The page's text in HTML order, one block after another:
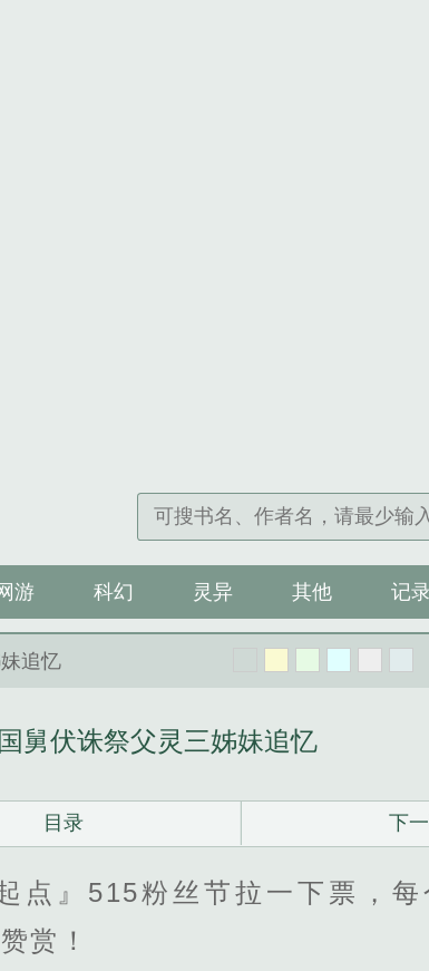
游 科幻 灵异 其他 记录
追忆
舅伏诛祭父灵三姊妹追忆
目录 下
点』515粉丝节拉一下票，每
赏！